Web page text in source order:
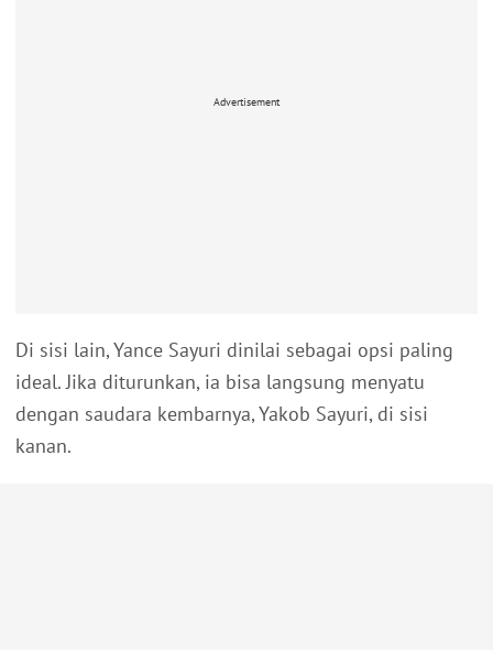
Advertisement
Di sisi lain, Yance Sayuri dinilai sebagai opsi paling
ideal. Jika diturunkan, ia bisa langsung menyatu
dengan saudara kembarnya, Yakob Sayuri, di sisi
kanan.